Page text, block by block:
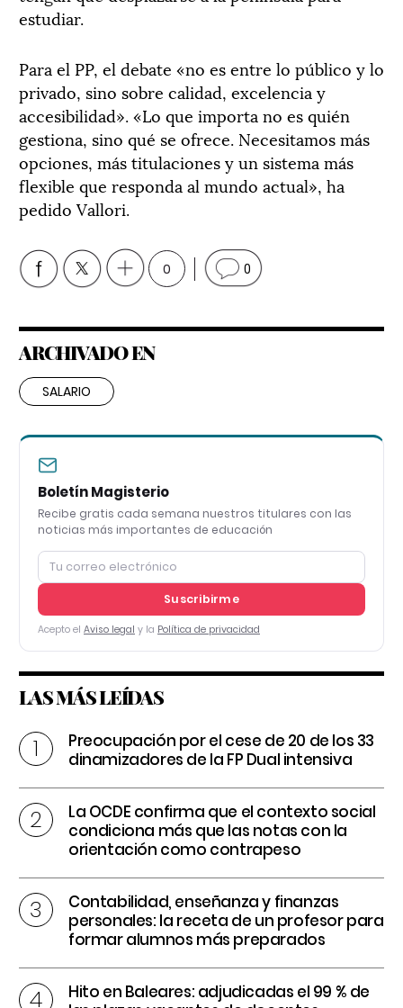
estudiar.
Para el PP, el debate «no es entre lo público y lo
privado, sino sobre calidad, excelencia y
accesibilidad». «Lo que importa no es quién
gestiona, sino qué se ofrece. Necesitamos más
opciones, más titulaciones y un sistema más
flexible que responda al mundo actual», ha
pedido Vallori.
0 0
ARCHIVADO EN
SALARIO
Boletín Magisterio
Recibe gratis cada semana nuestros titulares con las
noticias más importantes de educación
Suscribirme
Acepto el Aviso legal y la Política de privacidad
LAS MÁS LEÍDAS
Preocupación por el cese de 20 de los 33
dinamizadores de la FP Dual intensiva
La OCDE confirma que el contexto social
condiciona más que las notas con la
orientación como contrapeso
Contabilidad, enseñanza y finanzas
personales: la receta de un profesor para
formar alumnos más preparados
Hito en Baleares: adjudicadas el 99 % de